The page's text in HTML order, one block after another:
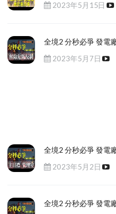
2023年5月15日
全境2 分秒必爭 發電
2023年5月7日
全境2 分秒必爭 發電
2023年5月2日
全境2 分秒必爭 發電